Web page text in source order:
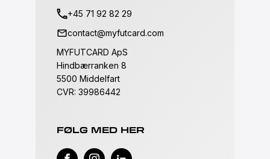
+45 71 92 82 29
contact@myfutcard.com
MYFUTCARD ApS
Hindbærranken 8
5500 Middelfart
CVR: 39986442
FØLG MED HER